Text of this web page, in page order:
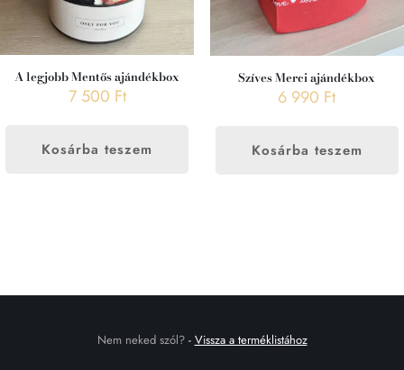
A legjobb Mentős ajándékbox
7 500 Ft
Kosárba teszem
Szíves Merci ajándékbox
6 990 Ft
Kosárba teszem
Nem neked szól?- Vissza a terméklistához